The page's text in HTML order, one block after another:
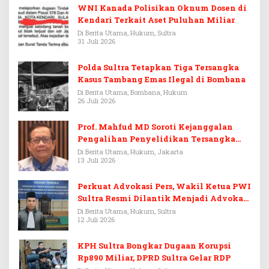
WNI Kanada Polisikan Oknum Dosen di
Kendari Terkait Aset Puluhan Miliar
Di Berita Utama, Hukum, Sultra
31 Juli 2026
Polda Sultra Tetapkan Tiga Tersangka
Kasus Tambang Emas Ilegal di Bombana
Di Berita Utama, Bombana, Hukum
26 Juli 2026
Prof. Mahfud MD Soroti Kejanggalan
Pengalihan Penyelidikan Tersangka
Febrie Adriansyah
Di Berita Utama, Hukum, Jakarta
13 Juli 2026
Perkuat Advokasi Pers, Wakil Ketua PWI
Sultra Resmi Dilantik Menjadi Advokat
PERADI
Di Berita Utama, Hukum, Sultra
12 Juli 2026
KPH Sultra Bongkar Dugaan Korupsi
Rp890 Miliar, DPRD Sultra Gelar RDP